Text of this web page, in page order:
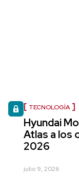
TECNOLOGÍA
Hyundai
Atlas a los
2026
julio 9, 2026